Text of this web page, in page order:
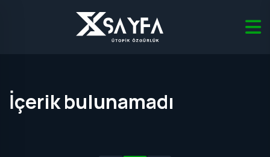
İçerik bulunamadı